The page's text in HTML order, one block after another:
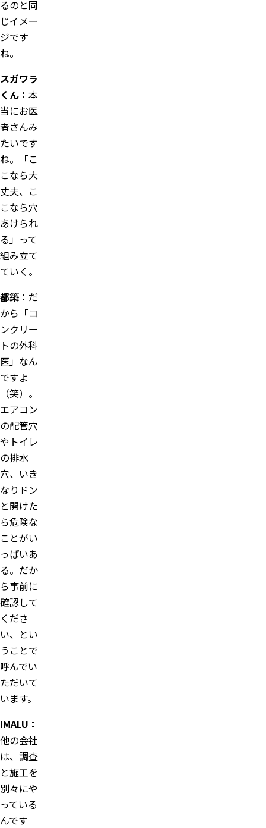
るのと同
じイメー
ジです
ね。
スガワラ
くん： 本
当にお医
者さんみ
たいです
ね。「こ
こなら大
丈夫、こ
こなら穴
あけられ
る」って
組み立て
ていく。
都築： だ
から「コ
ンクリー
トの外科
医」なん
ですよ
（笑）。
エアコン
の配管穴
やトイレ
の排水
穴、いき
なりドン
と開けた
ら危険な
ことがい
っぱいあ
る。だか
ら事前に
確認して
くださ
い、とい
うことで
呼んでい
ただいて
います。
IMALU：
他の会社
は、調査
と施工を
別々にや
っている
んです